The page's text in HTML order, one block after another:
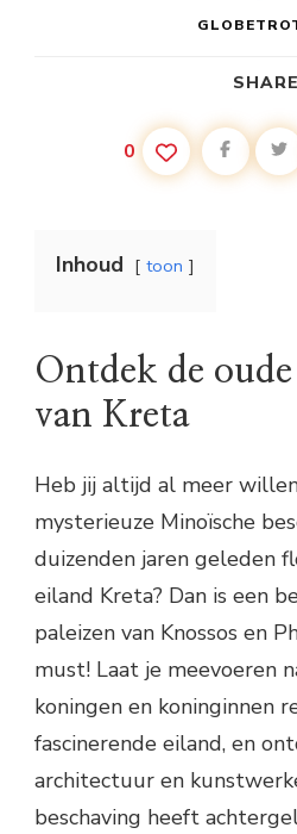
SHARE
0
Inhoud toon
Ontdek de
van Kreta
Heb jij altijd al meer
mysterieuze Minoïsche
duizenden jaren geleden
eiland Kreta? Dan is een
paleizen van Knossos en
must! Laat je meevoeren
koningen en koninginnen
fascinerende eiland, en
architectuur en
beschaving heeft